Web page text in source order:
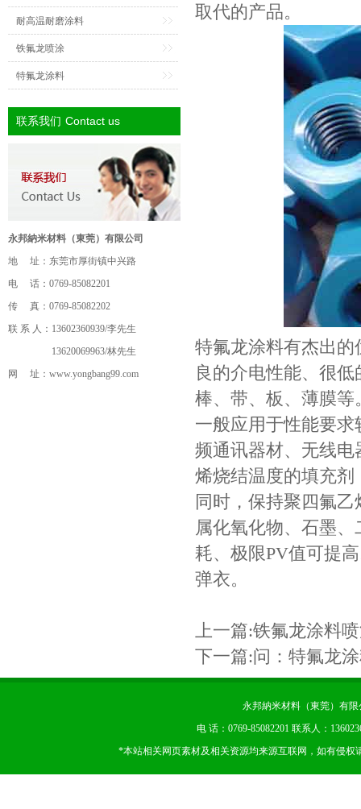
耐高温耐磨涂料
铁氟龙喷涂
特氟龙涂料
联系我们 Contact us
永邦納米材料（東莞）有限公司
地 址：东莞市厚街镇中兴路
电 话：0769-85082201
传 真：0769-85082202
联 系 人：13602360939/李先生
13620069963/林先生
网 址： www.yongbang99.com
取代的产品。
特氟龙涂料有杰出
良的介电性能、很
棒、带、板、薄膜等
一般应用于性能要
频通讯器材、无线
烯烧结温度的填充
同时，保持聚四氟
属化氧化物、石墨
耗、极限PV值可提
弹衣。
上一篇:铁氟龙涂料
下一篇:问：特氟龙
永邦納米材料（東莞）有限
电 话：0769-85082201 联系人：
*本站相关网页素材及相关资源均来源互联网，如有侵